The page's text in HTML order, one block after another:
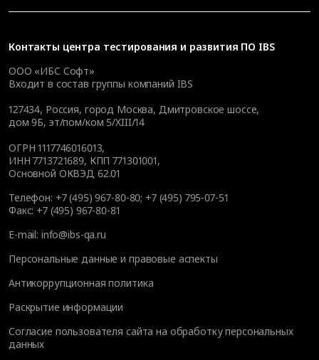
Контакты центра тестирования и развития ПО IBS
ООО «ИБС Софт»
Входит в состав группы компаний IBS
127434, Россия, город Москва, Дмитровское шоссе,
дом 9Б, эт/пом/ком 5/XIII/14
ОГРН 1117746016013,
ИНН 7713721689, КПП 771301001,
Основной ОКВЭД 62.01
Телефон: +7 (495) 967-80-80; +7 (495) 795-07-51
Факс: +7 (495) 967-80-81
E-mail: info@ibs-qa.ru
Персональные данные и правовые аспекты
Антикоррупционная политика
Раскрытие информации
Согласие пользователя сайта на обработку персональных
данных